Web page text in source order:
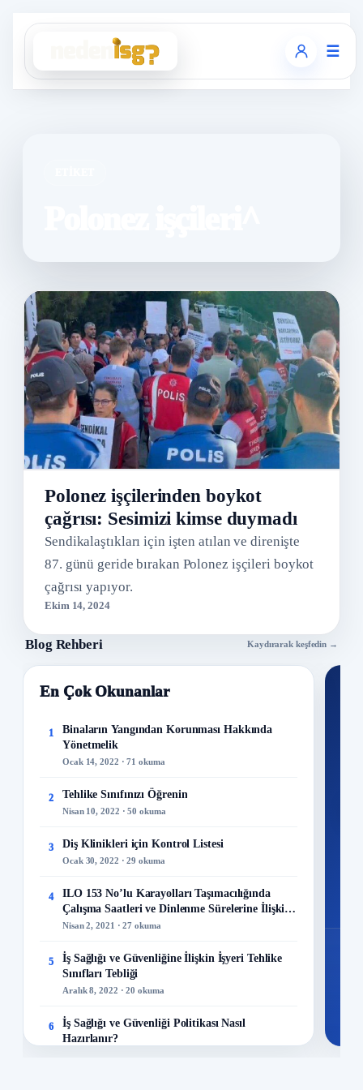
☰
Polonez işçilerinden boykot
çağrısı: Sesimizi kimse duymadı
Sendikalaştıkları için işten atılan ve direnişte
87. günü geride bırakan Polonez işçileri boykot
çağrısı yapıyor.
Ekim 14, 2024
Blog Rehberi Kaydırarak keşfedin →
En Çok Okunanlar
1
Binaların Yangından Korunması Hakkında
Yönetmelik
Ocak 14, 2022 · 71 okuma
2 Tehlike Sınıfınızı Öğrenin
Nisan 10, 2022 · 50 okuma
3 Diş Klinikleri için Kontrol Listesi
Ocak 30, 2022 · 29 okuma
4
ILO 153 No’lu Karayolları Taşımacılığında
Çalışma Saatleri ve Dinlenme Sürelerine İlişkin
Sözleşme
Nisan 2, 2021 · 27 okuma
5
İş Sağlığı ve Güvenliğine İlişkin İşyeri Tehlike
Sınıfları Tebliği
Aralık 8, 2022 · 20 okuma
6
İş Sağlığı ve Güvenliği Politikası Nasıl
Hazırlanır?